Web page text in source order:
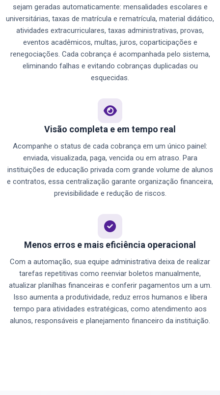
sejam geradas automaticamente: mensalidades escolares e
universitárias, taxas de matrícula e rematrícula, material didático,
atividades extracurriculares, taxas administrativas, provas,
eventos acadêmicos, multas, juros, coparticipações e
renegociações. Cada cobrança é acompanhada pelo sistema,
eliminando falhas e evitando cobranças duplicadas ou
esquecidas.
Visão completa e em tempo real
Acompanhe o status de cada cobrança em um único painel:
enviada, visualizada, paga, vencida ou em atraso. Para
instituições de educação privada com grande volume de alunos
e contratos, essa centralização garante organização financeira,
previsibilidade e redução de riscos.
Menos erros e mais eficiência operacional
Com a automação, sua equipe administrativa deixa de realizar
tarefas repetitivas como reenviar boletos manualmente,
atualizar planilhas financeiras e conferir pagamentos um a um.
Isso aumenta a produtividade, reduz erros humanos e libera
tempo para atividades estratégicas, como atendimento aos
alunos, responsáveis e planejamento financeiro da instituição.